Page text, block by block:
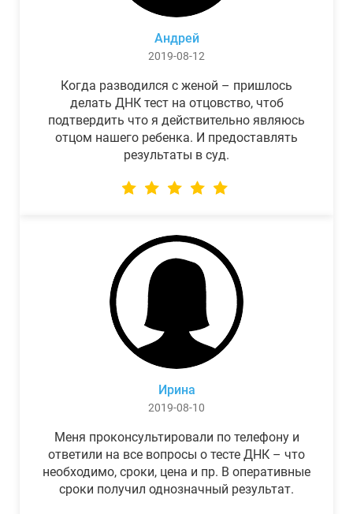
Андрей
2019-08-12
Когда разводился с женой – пришлось
делать ДНК тест на отцовство, чтоб
подтвердить что я действительно являюсь
отцом нашего ребенка. И предоставлять
результаты в суд.
Ирина
2019-08-10
Меня проконсультировали по телефону и
ответили на все вопросы о тесте ДНК – что
необходимо, сроки, цена и пр. В оперативные
сроки получил однозначный результат.